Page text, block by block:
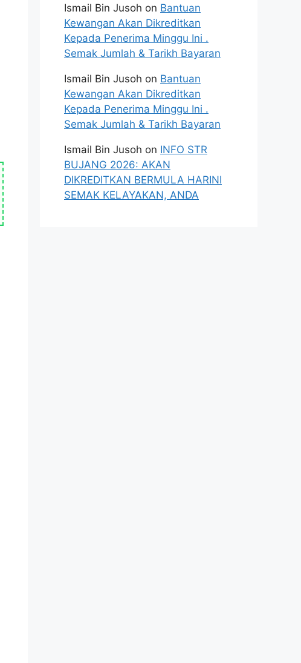
Ismail Bin Jusoh on Bantuan
Kewangan Akan Dikreditkan
Kepada Penerima Minggu Ini .
Semak Jumlah & Tarikh Bayaran
Ismail Bin Jusoh on Bantuan
Kewangan Akan Dikreditkan
Kepada Penerima Minggu Ini .
Semak Jumlah & Tarikh Bayaran
Ismail Bin Jusoh on INFO STR
BUJANG 2026: AKAN
DIKREDITKAN BERMULA HARINI
SEMAK KELAYAKAN, ANDA